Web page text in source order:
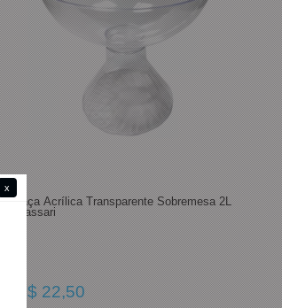
Taça Acrílica Transparente Sobremesa 2L
Massari
R$ 22,50